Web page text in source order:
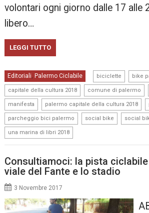
volontari ogni giorno dalle 17 alle
libero…
LEGGI TUTTO
Editoriali, Palermo Ciclabile biciclette bike
capitale della cultura 2018 comune di palermo
manifesta palermo capitale della cultura 2018
parcheggio bici palermo social bike social
una marina di libri 2018
Consultiamoci: la pista
viale del Fante e lo stadio
3 Novembre 2017